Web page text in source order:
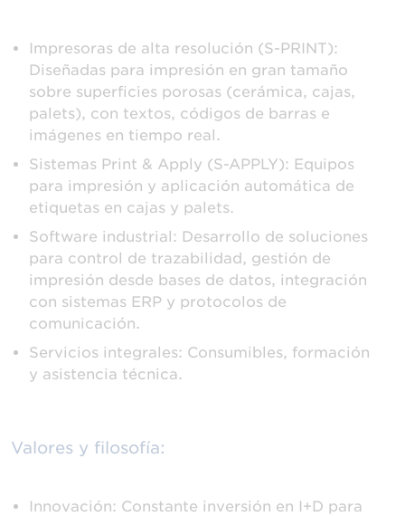
Impresoras de alta resolución (S-PRINT):
Diseñadas para impresión en gran tamaño
sobre superficies porosas (cerámica, cajas,
palets), con textos, códigos de barras e
imágenes en tiempo real.
Sistemas Print & Apply (S-APPLY): Equipos
para impresión y aplicación automática de
etiquetas en cajas y palets.
Software industrial: Desarrollo de soluciones
para control de trazabilidad, gestión de
impresión desde bases de datos, integración
con sistemas ERP y protocolos de
comunicación.
Servicios integrales: Consumibles, formación
y asistencia técnica.
Valores y filosofía:
Innovación: Constante inversión en I+D para